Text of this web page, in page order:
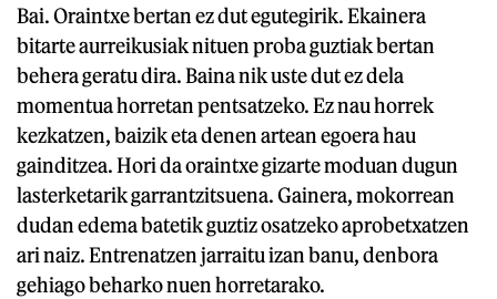
Bai. Oraintxe bertan ez dut egutegirik. Ekainera
bitarte aurreikusiak nituen proba guztiak bertan
behera geratu dira. Baina nik uste dut ez dela
momentua horretan pentsatzeko. Ez nau horrek
kezkatzen, baizik eta denen artean egoera hau
gainditzea. Hori da oraintxe gizarte moduan dugun
lasterketarik garrantzitsuena. Gainera, mokorrean
dudan edema batetik guztiz osatzeko aprobetxatzen
ari naiz. Entrenatzen jarraitu izan banu, denbora
gehiago beharko nuen horretarako.